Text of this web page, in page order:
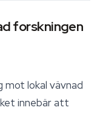
forskningen
mot lokal vävnad
innebär att